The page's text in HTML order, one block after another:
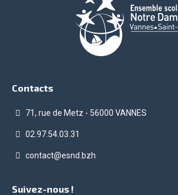
Contacts
71, rue de Metz - 56000 VANNES
02.97.54.03.31
contact@esnd.bzh
Suivez-nous !